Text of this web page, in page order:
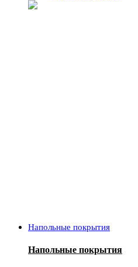
Напольные покрытия
Напольные покрытия